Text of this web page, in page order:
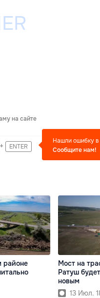
на сайте
+ ENTER
Нашли ошибку в
Сообщите нам!
районе
Мост на
Ратуш
новым
13 Июл.